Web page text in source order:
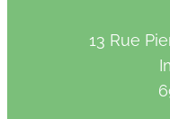
13 Rue